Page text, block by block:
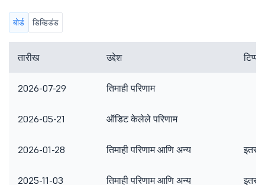
बोर्ड डिव्हिडंड
तारीख उद्देश
2026-07-29 तिमाही परिणाम
2026-05-21 ऑडिट केलेले परिणाम
2026-01-28 तिमाही परिणाम आणि अन्य इतर
2025-11-03 तिमाही परिणाम आणि अन्य इतर